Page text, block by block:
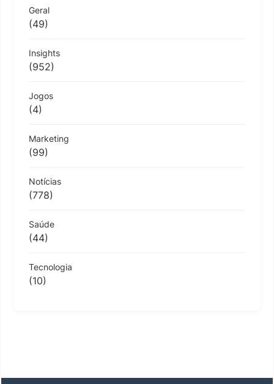
Geral
(49)
Insights
(952)
Jogos
(4)
Marketing
(99)
Notícias
(778)
Saúde
(44)
Tecnologia
(10)